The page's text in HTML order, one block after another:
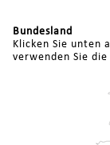
Bundesland
Klicken Sie unten
verwenden Sie